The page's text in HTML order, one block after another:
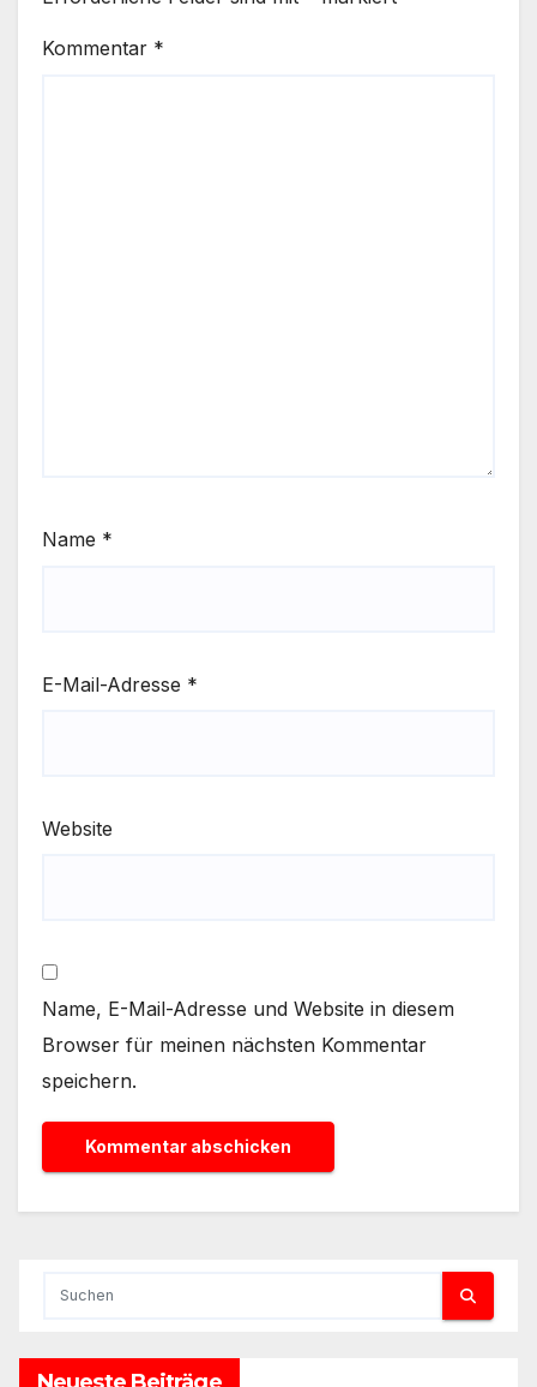
Kommentar *
Name *
E-Mail-Adresse *
Website
Name, E-Mail-Adresse und Website in diesem
Browser für meinen nächsten Kommentar
speichern.